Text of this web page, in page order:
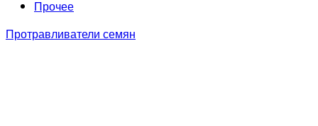
Прочее
Протравливатели семян